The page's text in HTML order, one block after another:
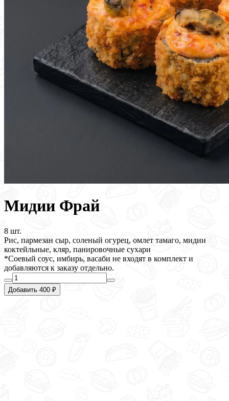
Мидии Фрай
8 шт.
Рис, пармезан сыр, соленый огурец, омлет тамаго, мидии
коктейльные, кляр, панировочные сухари
*Соевый соус, имбирь, васаби не входят в комплект и
добавляются к заказу отдельно.
Добавить 400 ₽